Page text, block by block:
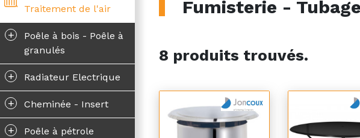
Traitement de l'air
+
Poêle à bois - Poêle à
granulés
+ Radiateur Electrique
+ Cheminée - Insert
+ Poêle à pétrole
Fumisterie -
8 produits trouvés.